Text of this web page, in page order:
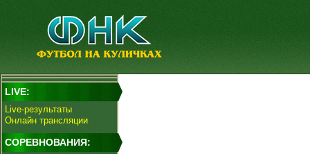
LIVE:
Live-результаты
Онлайн трансляции
СОРЕВНОВАНИЯ: